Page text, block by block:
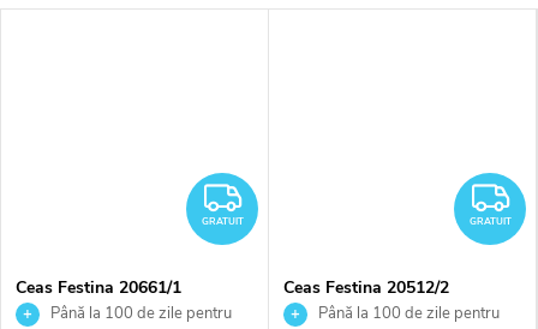
GRATUIT
GRATUIT
Ceas Festina 20661/1
Până la 100 de zile pentru
GRATUIT
Ceas Festina 20512/2
Până la 100 de zile pentru